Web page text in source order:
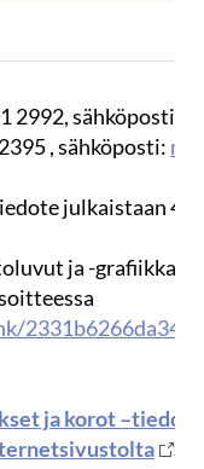
2992, sähköposti:
, sähköposti:
julkaistaan
ja -grafiikka
ja korot
.